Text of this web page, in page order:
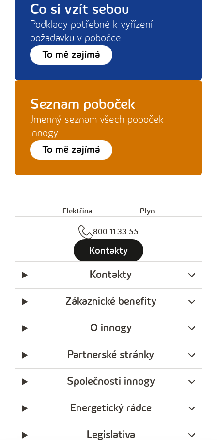
Co si vzít sebou
Podklady potřebné k vyřízení
požadavku v pobočce
To mě zajímá
Seznam poboček
Jmenný seznam všech poboček
innogy
To mě zajímá
Elektřina Plyn
800 11 33 55
Kontakty
Kontakty
Zákaznické benefity
O innogy
Partnerské stránky
Společnosti innogy
Energetický rádce
Legislativa